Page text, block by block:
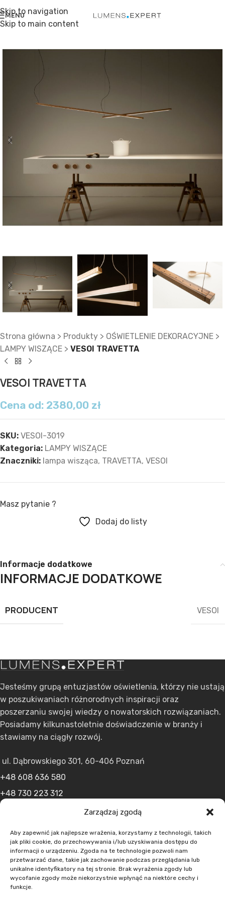
Zarządzaj zgodą
Aby zapewnić jak najlepsze wrażenia, korzystamy z technologii, takich
jak pliki cookie, do przechowywania i/lub uzyskiwania dostępu do
informacji o urządzeniu. Zgoda na te technologie pozwoli nam
przetwarzać dane, takie jak zachowanie podczas przeglądania lub
unikalne identyfikatory na tej stronie. Brak wyrażenia zgody lub
wycofanie zgody może niekorzystnie wpłynąć na niektóre cechy i
funkcje.
Skip to navigation
Skip to main content
MENU
Strona główna > Produkty > OŚWIETLENIE DEKORACYJNE >
LAMPY WISZĄCE > VESOI TRAVETTA
VESOI TRAVETTA
Cena od: 2380,00 zł
SKU: VESOI-3019
Kategoria: LAMPY WISZĄCE
Znaczniki: lampa wisząca, TRAVETTA, VESOI
Masz pytanie ?
Dodaj do listy
Informacje dodatkowe
INFORMACJE DODATKOWE
PRODUCENT VESOI
Jesteśmy grupą entuzjastów oświetlenia, którzy nie ustają
w poszukiwaniach różnorodnych inspiracji oraz
poszerzaniu swojej wiedzy o nowatorskich rozwiązaniach.
Posiadamy kilkunastoletnie doświadczenie w branży i
stawiamy na ciągły rozwój.
ul. Dąbrowskiego 301, 60-406 Poznań
+48 608 636 580
+48 730 223 312
MENU